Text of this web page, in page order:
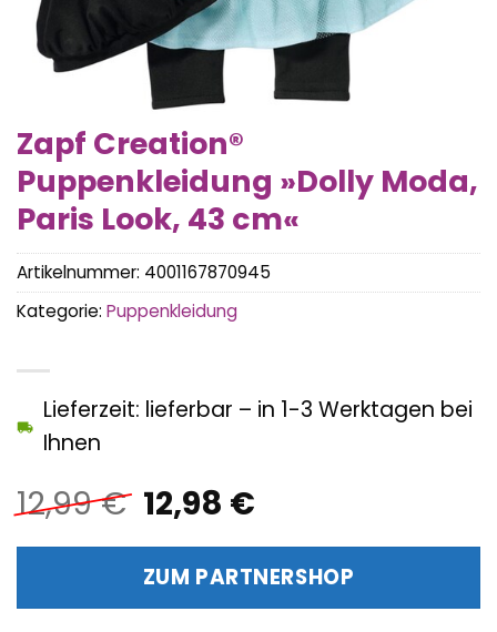
Zapf Creation®
Puppenkleidung »Dolly Moda,
Paris Look, 43 cm«
12,99€ Ursprünglicher
Preis
war:
12,99 €
12,98 €Aktueller
ist:
12,98 €.
Lieferzeit: lieferbar – in 1-3 Werktagen bei
Ihnen
ZUM PARTNERSHOP
Artikelnummer: 4001167870945
Kategorie: Puppenkleidung